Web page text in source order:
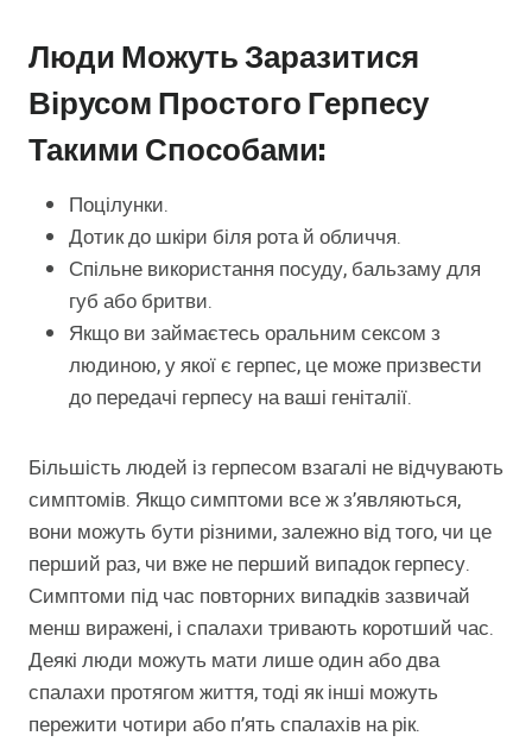
Люди Можуть Заразитися
Вірусом Простого Герпесу
Такими Способами:
Поцілунки.
Дотик до шкіри біля рота й обличчя.
Спільне використання посуду, бальзаму для
губ або бритви.
Якщо ви займаєтесь оральним сексом з
людиною, у якої є герпес, це може призвести
до передачі герпесу на ваші геніталії.
Більшість людей із герпесом взагалі не відчувають
симптомів. Якщо симптоми все ж з’являються,
вони можуть бути різними, залежно від того, чи це
перший раз, чи вже не перший випадок герпесу.
Симптоми під час повторних випадків зазвичай
менш виражені, і спалахи тривають коротший час.
Деякі люди можуть мати лише один або два
спалахи протягом життя, тоді як інші можуть
пережити чотири або п’ять спалахів на рік.